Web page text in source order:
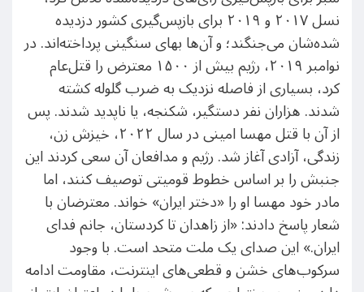
نسل ۲۰۱۷ و ۲۰۱۹ برای بازپس‌گیری کشور دزدیده
شده‌شان می‌جنگند؛ و آن‌ها بهای سنگینی پرداخته‌اند. در
نوامبر ۲۰۱۹، رژیم بیش از ۱۵۰۰ معترض را قتل‌عام
کرد، بسیاری از فاصله نزدیک به ضرب گلوله کشته
شدند. هزاران نفر دستگیر، شکنجه، یا ناپدید شدند. پس
از آن با قتل مهسا امینی در سال ۲۰۲۲، خیزش زن،
زندگی، آزادی آغاز شد. رژیم و مدافعان آن سعی کردند این
جنبش را بر اساس خطوط قومیتی توصیف کنند، اما
مادر خود مهسا او را «دختر ایران» خواند. معترضان با
شعار پاسخ دادند: «از زاهدان تا کردستان، جانم فدای
ایران.» این صدای یک ملت متحد است. با وجود
سرکوب‌های خشن و قطعی‌های اینترنت، مقاومت ادامه